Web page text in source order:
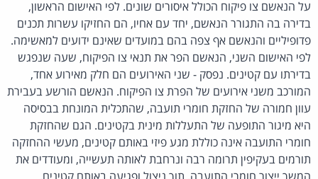
על הנאשם צו פיקוח הכולל איסורים שונים. לפי האישום הראשון,
בדירה בה התגורר הנאשם, יחד עם אחיו, הם החזיקו עשרות תכנים
פדופיליים והנאשם אף צפה בהם במועדים שאינם ידועים למאשימה.
לפי האישום השני, הנאשם הפר את תנאי צו הפיקוח, שעה שנפגש
בדירתו עם קטינים. נפסק - שני האירועים הם חלק מאירוע אחד,
המורכב משני אירועים של הפרת צו הפיקוח. הנאשם הורשע בעבירת
עוון חמורה של החזקת חומרי תועבה, שהתכלית המונחת בבסיסה
היא מיגור התופעה של התעללות מינית בקטינים. הגם שהחזקת
חומרי התועבה אינה כוללת מגע פיזי באותם קטינים, מעשי ההחזקה
תורמים בעקיפין תרומה רבה ונרחבת לאותה תעשייה, ומעודדים את